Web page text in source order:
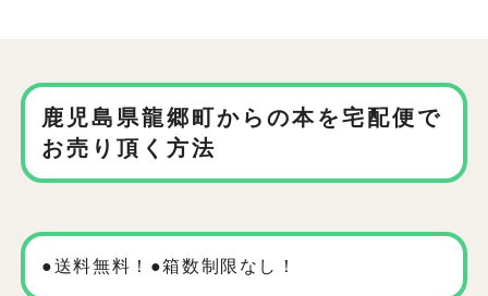
鹿児島県龍郷町からの本を宅配便で
お売り頂く方法
●送料無料！●箱数制限なし！